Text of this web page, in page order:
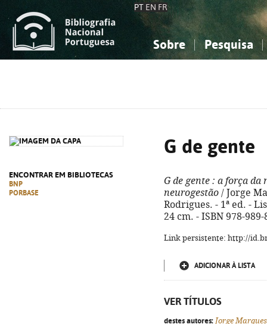
PT EN FR
Sobre Pesquisa
ENCONTRAR EM BIBLIOTECAS
BNP
PORBASE
G de gente
G de gente : a força da
neurogestão / Jorge
Rodrigues. - 1ª ed. -
24 cm. - ISBN 978-989-
Link persistente: http://
ADICIONAR À LISTA
VER TÍTULOS
destes autores: Jorge Marques